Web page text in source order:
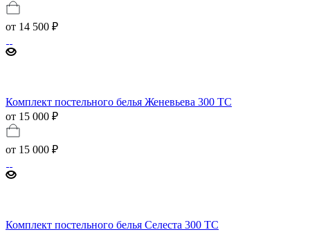
от 14 500 ₽
Комплект постельного белья Женевьева 300 TC
от 15 000 ₽
от 15 000 ₽
Комплект постельного белья Селеста 300 TC